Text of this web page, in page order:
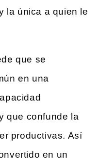
la única a quien le
que se
en una
que confunde la
productivas. Así
en un